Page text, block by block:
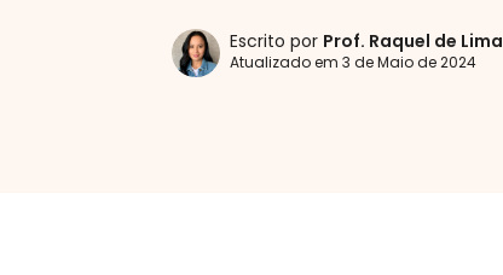
Escrito por Prof. Raquel de Lima
Atualizado em 3 de Maio de 2024